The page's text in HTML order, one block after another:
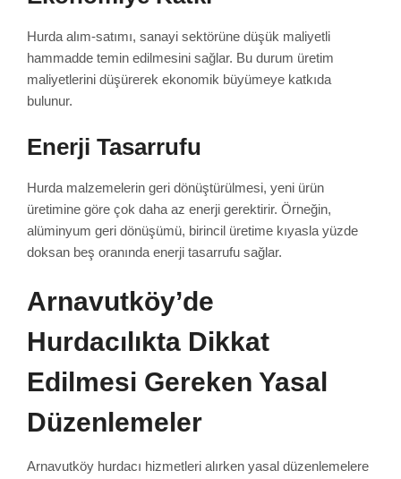
Hurda alım-satımı, sanayi sektörüne düşük maliyetli
hammadde temin edilmesini sağlar. Bu durum üretim
maliyetlerini düşürerek ekonomik büyümeye katkıda
bulunur.
Enerji Tasarrufu
Hurda malzemelerin geri dönüştürülmesi, yeni ürün
üretimine göre çok daha az enerji gerektirir. Örneğin,
alüminyum geri dönüşümü, birincil üretime kıyasla yüzde
doksan beş oranında enerji tasarrufu sağlar.
Arnavutköy’de
Hurdacılıkta Dikkat
Edilmesi Gereken Yasal
Düzenlemeler
Arnavutköy hurdacı hizmetleri alırken yasal düzenlemelere